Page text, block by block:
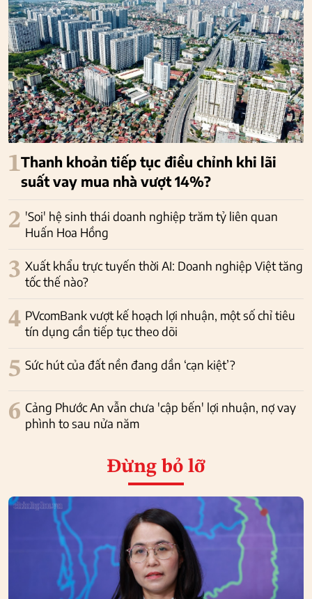
1Thanh khoản tiếp tục điều chỉnh khi lãi
suất vay mua nhà vượt 14%?
2 'Soi' hệ sinh thái doanh nghiệp trăm tỷ liên quan
Huấn Hoa Hồng
3 Xuất khẩu trực tuyến thời AI: Doanh nghiệp Việt tăng
tốc thế nào?
4 PVcomBank vượt kế hoạch lợi nhuận, một số chỉ tiêu
tín dụng cần tiếp tục theo dõi
5 Sức hút của đất nền đang dần ‘cạn kiệt’?
6 Cảng Phước An vẫn chưa 'cập bến' lợi nhuận, nợ vay
phình to sau nửa năm
Đừng bỏ lỡ